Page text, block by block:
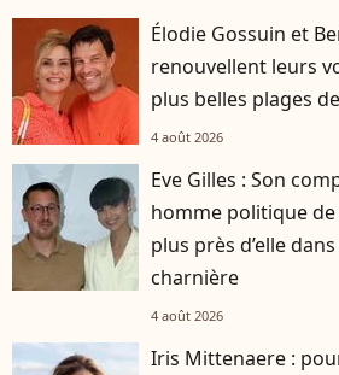
Élodie Gossuin et
renouvellent leurs
plus belles plages
4 août 2026
Eve Gilles : Son
homme politique de
plus près d’elle
charnière
4 août 2026
Iris Mittenaere :